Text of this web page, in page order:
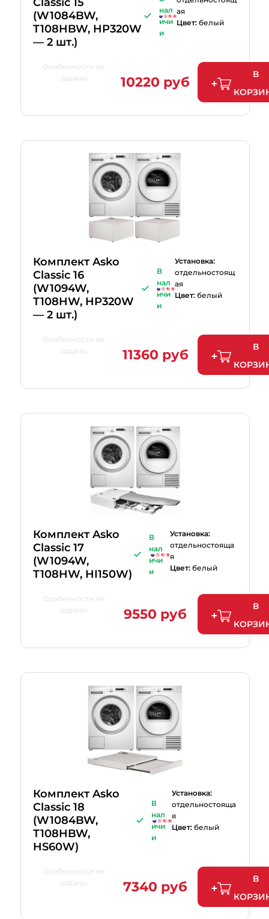
(W1084BW,
T108HBW, HP320W
— 2 шт.)
нал
ичи
и
ая
Цвет: белый
Особенности не
заданы
10220 руб
В
Комплект Asko
Classic 16
(W1094W,
T108HW, HP320W
— 2 шт.)
В
нал
ичи
и
Установка:
отдельностоящ
ая
Цвет:белый
Особенности не
заданы
11360 руб
В
Комплект Asko
Classic 17
(W1094W,
T108HW, HI150W)
В
нал
ичи
и
Установка:
отдельностояща
я
Цвет:белый
Особенности не
заданы
9550 руб
В
Комплект Asko
Classic 18
(W1084BW,
T108HBW,
HS60W)
В
нал
ичи
и
Установка:
отдельностояща
я
Цвет: белый
Особенности не
заданы
7340 руб
В